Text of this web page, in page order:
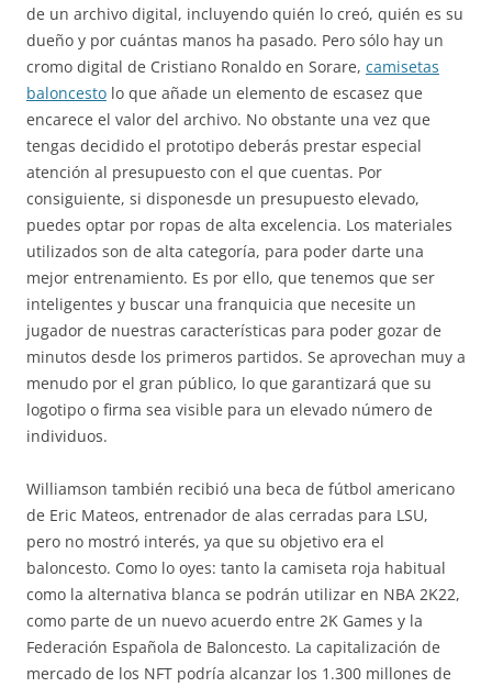
de un archivo digital, incluyendo quién lo creó, quién es su
dueño y por cuántas manos ha pasado. Pero sólo hay un
cromo digital de Cristiano Ronaldo en Sorare, camisetas
baloncesto lo que añade un elemento de escasez que
encarece el valor del archivo. No obstante una vez que
tengas decidido el prototipo deberás prestar especial
atención al presupuesto con el que cuentas. Por
consiguiente, si disponesde un presupuesto elevado,
puedes optar por ropas de alta excelencia. Los materiales
utilizados son de alta categoría, para poder darte una
mejor entrenamiento. Es por ello, que tenemos que ser
inteligentes y buscar una franquicia que necesite un
jugador de nuestras características para poder gozar de
minutos desde los primeros partidos. Se aprovechan muy a
menudo por el gran público, lo que garantizará que su
logotipo o firma sea visible para un elevado número de
individuos.
Williamson también recibió una beca de fútbol americano
de Eric Mateos, entrenador de alas cerradas para LSU,
pero no mostró interés, ya que su objetivo era el
baloncesto. Como lo oyes: tanto la camiseta roja habitual
como la alternativa blanca se podrán utilizar en NBA 2K22,
como parte de un nuevo acuerdo entre 2K Games y la
Federación Española de Baloncesto. La capitalización de
mercado de los NFT podría alcanzar los 1.300 millones de